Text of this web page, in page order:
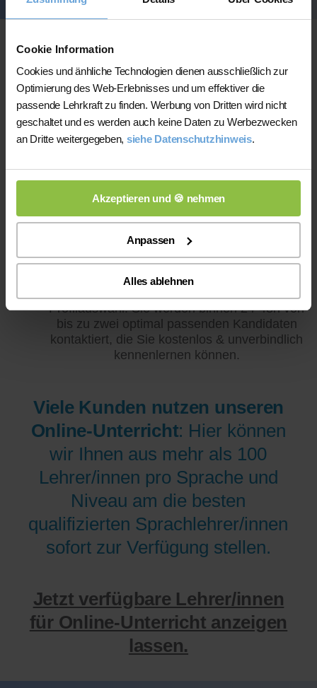
Cookie Information
Cookies und änhliche Technologien dienen ausschließlich zur
Optimierung des Web-Erlebnisses und um effektiver die
passende Lehrkraft zu finden. Werbung von Dritten wird nicht
geschaltet und es werden auch keine Daten zu Werbezwecken
an Dritte weitergegeben, siehe Datenschutzhinweis.
Akzeptieren und 🍪 nehmen
Anpassen
Alles ablehnen
Online-Unterricht
Statt der Profilauswahl kostenlos hier
Profilauswahl: Sie werden binnen 24-48h von
bis zu zwei optimal passenden Kandidaten
kontaktiert, die Sie kostenlos & unverbindlich
kennenlernen können.
Viele Kunden nutzen unseren
Online-Unterricht: Hier können
wir Ihnen aus mehr als 100
Lehrer/innen pro Sprache und
Niveau am die besten
qualifizierten Sprachlehrer/innen
sofort zur Verfügung stellen.
Jetzt verfügbare Lehrer/innen
für Online-Unterricht anzeigen
lassen.